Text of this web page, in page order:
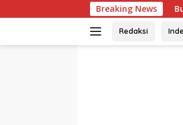
ke
Breaking News
Bupati Eka Putra Rotasi
Redaksi